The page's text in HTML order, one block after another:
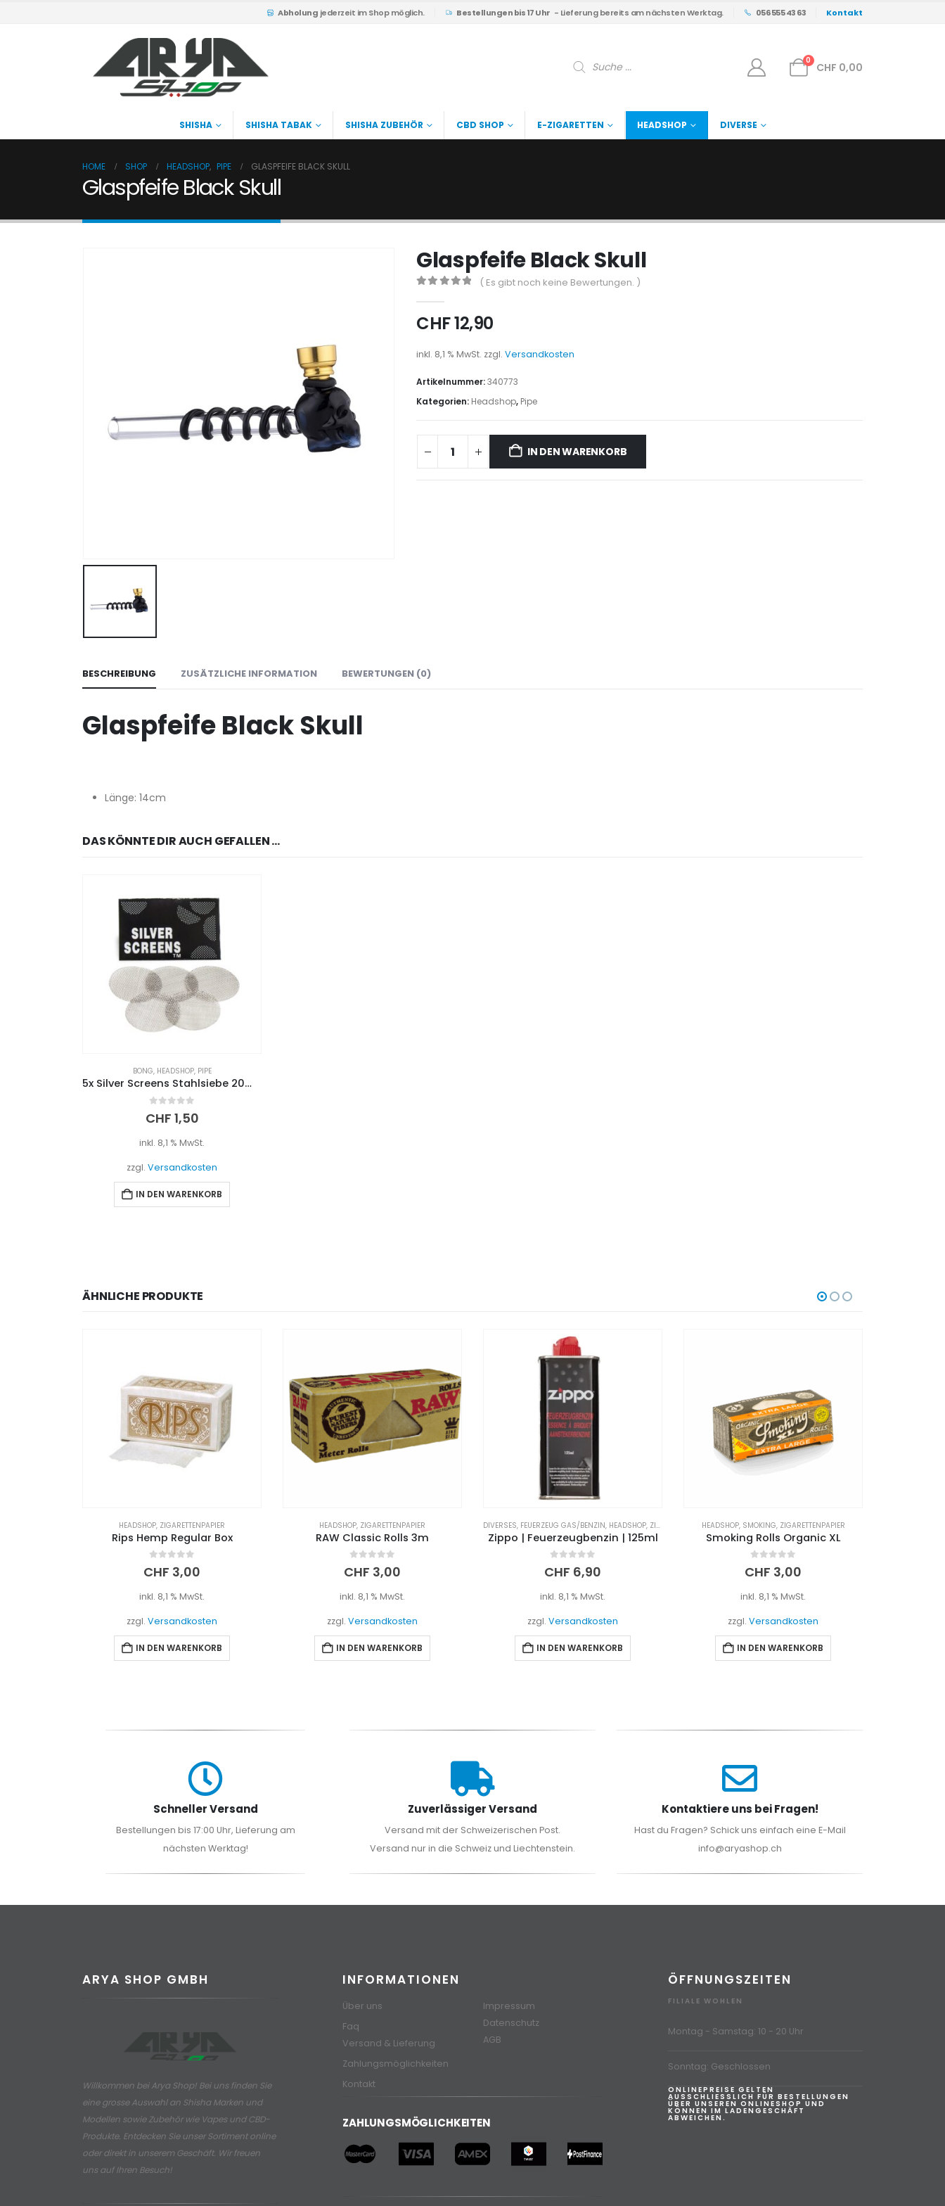
Abholung jederzeit im Shop möglich. Bestellungen bis 17 Uhr - Lieferung bereits am nächsten Werktag. 056 555 43 63 Kontakt
Products
search
0
CHF 0,00
SHISHA SHISHA TABAK SHISHA ZUBEHÖR CBD SHOP E-ZIGARETTEN HEADSHOP DIVERSE
HOME SHOP HEADSHOP, PIPE GLASPFEIFE BLACK SKULL
Glaspfeife Black Skull
Glaspfeife Black Skull
( Es gibt noch keine Bewertungen. )
CHF12,90
inkl. 8,1 % MwSt. zzgl. Versandkosten
Artikelnummer:340773
Kategorien: Headshop, Pipe
IN DEN WARENKORB
BESCHREIBUNG ZUSÄTZLICHE INFORMATION BEWERTUNGEN (0)
Glaspfeife Black Skull
Länge: 14cm
DAS KÖNNTE DIR AUCH GEFALLEN …
BONG, HEADSHOP, PIPE
5x Silver Screens Stahlsiebe 20mm
CHF 1,50
inkl. 8,1 % MwSt.
zzgl. Versandkosten
IN DEN WARENKORB
ÄHNLICHE PRODUKTE
HEADSHOP, ZIGARETTENPAPIER
Rips Hemp Regular Box
out of 5
CHF 3,00
inkl. 8,1 % MwSt.
zzgl. Versandkosten
IN DEN WARENKORB
HEADSHOP, ZIGARETTENPAPIER
RAW Classic Rolls 3m
out of 5
CHF 3,00
inkl. 8,1 % MwSt.
zzgl. Versandkosten
IN DEN WARENKORB
DIVERSES, FEUERZEUG GAS/BENZIN, HEADSHOP, ZIPPO ZUBEHÖR
Zippo | Feuerzeugbenzin | 125ml
out of 5
CHF 6,90
inkl. 8,1 % MwSt.
zzgl. Versandkosten
IN DEN WARENKORB
HEADSHOP, SMOKING, ZIGARETTENPAPIER
Smoking Rolls Organic XL
out of 5
CHF 3,00
inkl. 8,1 % MwSt.
zzgl. Versandkosten
IN DEN WARENKORB
Schneller Versand
Bestellungen bis 17:00 Uhr, Lieferung am
nächsten Werktag!
Zuverlässiger Versand
Versand mit der Schweizerischen Post.
Versand nur in die Schweiz und Liechtenstein.
Kontaktiere uns bei Fragen!
Hast du Fragen? Schick uns einfach eine E-Mail
info@aryashop.ch
ARYA SHOP GMBH
Willkommen bei Arya Shop! Bei uns finden Sie
eine grosse Auswahl an Shisha Marken und
Modellen sowie Zubehör wie Vapes und CBD-
Produkte. Entdecken Sie unser Sortiment online
oder direkt in unserem Geschäft. Wir freuen
uns auf Ihren Besuch!
INFORMATIONEN
Über uns
Faq
Versand & Lieferung
Zahlungsmöglichkeiten
Kontakt
Impressum
Datenschutz
AGB
ZAHLUNGSMÖGLICHKEITEN
ÖFFNUNGSZEITEN
FILIALE WOHLEN
Montag - Samstag: 10 - 20 Uhr
Sonntag: Geschlossen
ONLINEPREISE GELTEN
AUSSCHLIESSLICH FÜR BESTELLUNGEN
ÜBER UNSEREN ONLINESHOP UND
KÖNNEN IM LADENGESCHÄFT
ABWEICHEN.